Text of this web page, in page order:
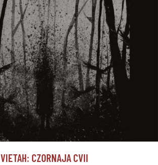
VIETAH: CZORNAJA CVII